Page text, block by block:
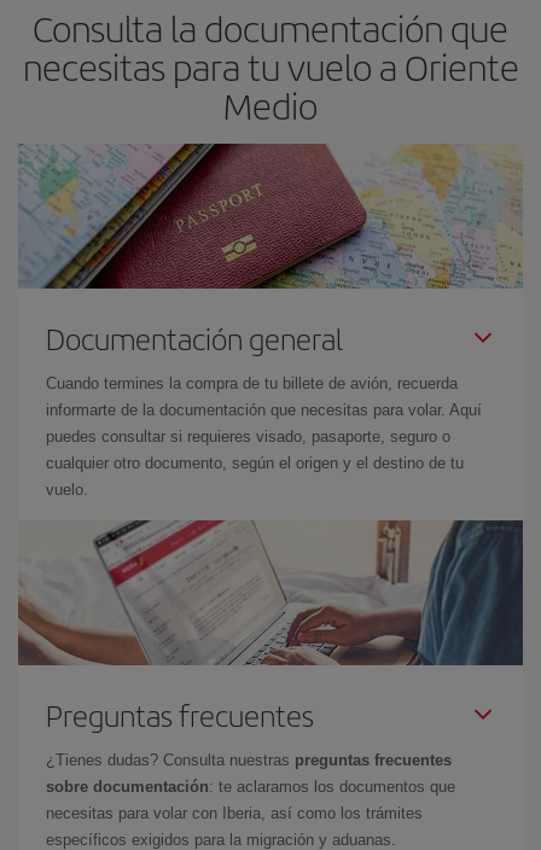
Consulta la documentación que
necesitas para tu vuelo a Oriente
Medio
Documentación general
Cuando termines la compra de tu billete de avión, recuerda
informarte de la documentación que necesitas para volar. Aquí
puedes consultar si requieres visado, pasaporte, seguro o
cualquier otro documento, según el origen y el destino de tu
vuelo.
Preguntas frecuentes
¿Tienes dudas? Consulta nuestras preguntas frecuentes
sobre documentación: te aclaramos los documentos que
necesitas para volar con Iberia, así como los trámites
específicos exigidos para la migración y aduanas.